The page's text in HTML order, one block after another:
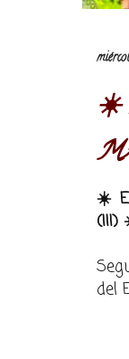
☀️
☀️
(III)
del